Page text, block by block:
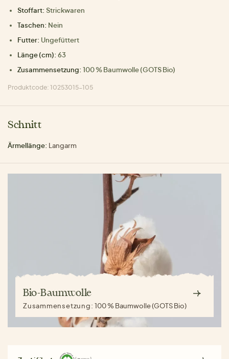
Stoffart: Strickwaren
Taschen: Nein
Futter: Ungefüttert
Länge (cm): 63
Zusammensetzung: 100 % Baumwolle (GOTS Bio)
Produktcode: 10253015-105
Schnitt
Ärmellänge: Langarm
Bio-Baumwolle
Zusammensetzung:100 % Baumwolle (GOTS Bio)